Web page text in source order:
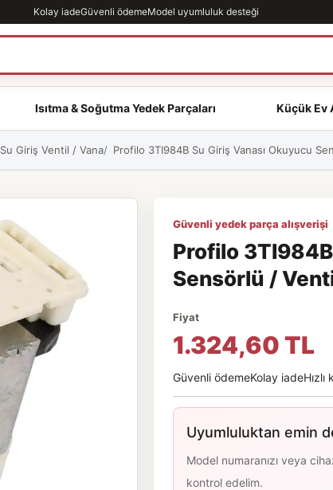
Kolay iadeGüvenli ödemeModel uyumluluk desteği
Isıtma & Soğutma Yedek Parçaları Küçük Ev
Su Giriş Ventil / Vana Profilo 3TI984B Su Giriş Vanası Okuyucu
Güvenli yedek parça alışverişi
Profilo
Sensörlü /
Fiyat
1.324,60 TL
Güvenli ödemeKolay iadeHızlı
Uyumluluktan emin
Model numaranızı veya
kontrol edelim.